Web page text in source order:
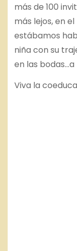
más de 100
más lejos, en
estábamos
niña con su
en las
Viva la